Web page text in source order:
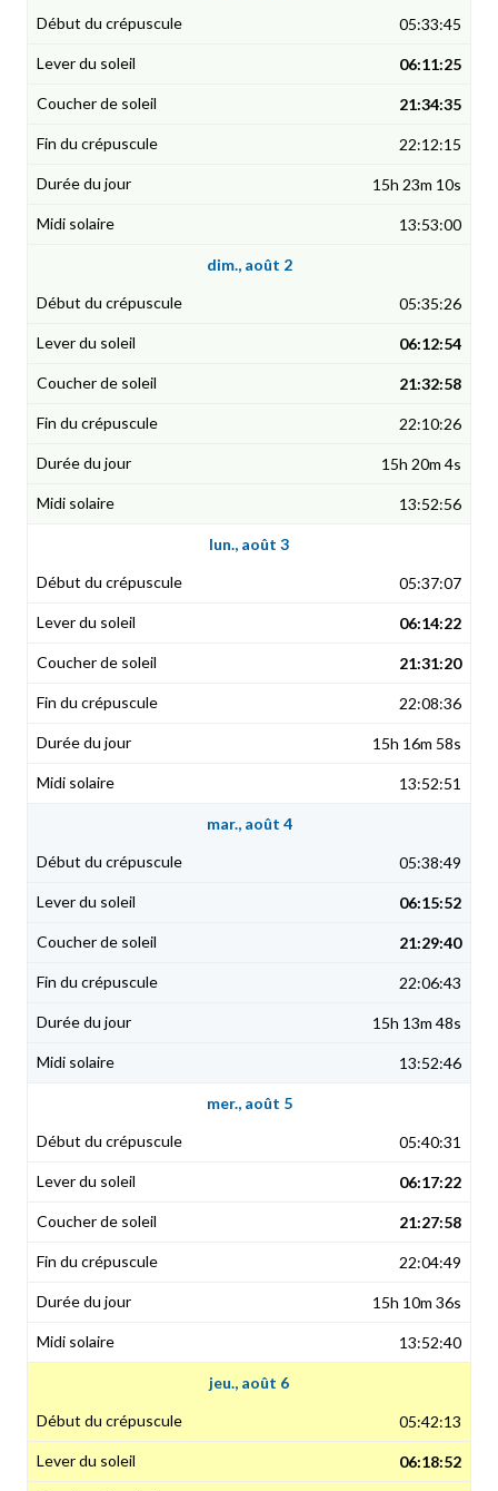
05:33:45
06:11:25
21:34:35
22:12:15
15h 23m 10s
13:53:00
dim., août 2
05:35:26
06:12:54
21:32:58
22:10:26
15h 20m 4s
13:52:56
lun., août 3
05:37:07
06:14:22
21:31:20
22:08:36
15h 16m 58s
13:52:51
mar., août 4
05:38:49
06:15:52
21:29:40
22:06:43
15h 13m 48s
13:52:46
mer., août 5
05:40:31
06:17:22
21:27:58
22:04:49
15h 10m 36s
13:52:40
jeu., août 6
05:42:13
06:18:52